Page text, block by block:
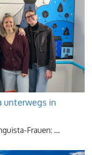
unterwegs in
Frauen: ...